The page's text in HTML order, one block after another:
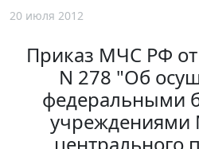
20 июля 2012
Приказ МЧС РФ от
N 278 "Об
федеральными
учреждениями